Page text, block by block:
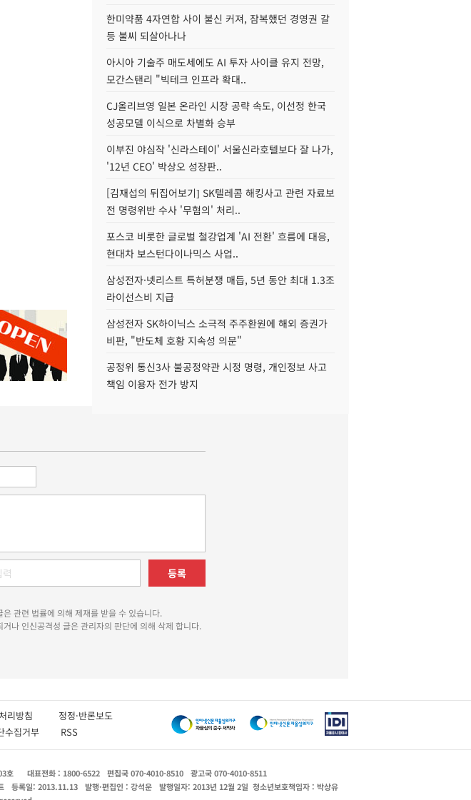
한미약품 4자연합 사이 불신 커져, 잠복했던 경영권 갈
등 불씨 되살아나나
아시아 기술주 매도세에도 AI 투자 사이클 유지 전망,
모간스탠리 "빅테크 인프라 확대..
CJ올리브영 일본 온라인 시장 공략 속도, 이선정 한국
성공모델 이식으로 차별화 승부
이부진 야심작 '신라스테이' 서울신라호텔보다 잘 나가,
'12년 CEO' 박상오 성장판..
[김재섭의 뒤집어보기] SK텔레콤 해킹사고 관련 자료보
전 명령위반 수사 '무혐의' 처리..
포스코 비롯한 글로벌 철강업계 'AI 전환' 흐름에 대응,
현대차 보스턴다이나믹스 사업..
삼성전자·넷리스트 특허분쟁 매듭, 5년 동안 최대 1.3조
라이선스비 지급
삼성전자 SK하이닉스 소극적 주주환원에 해외 증권가
비판, "반도체 호황 지속성 의문"
공정위 통신3사 불공정약관 시정 명령, 개인정보 사고
책임 이용자 전가 방지
등록
관련 법률에 의해 제재를 받을 수 있습니다.
나 인신공격성 글은 관리자의 판단에 의해 삭제 합니다.
처리방침 정정·반론보도
수집거부 RSS
호 대표전화 : 1800-6522 편집국 070-4010-8510
광고국 070-4010-8511
등록일: 2013.11.13 발행·편집인 : 강석운 발행일자: 2013년 12월 2일 청소년보호책임자 : 박상유